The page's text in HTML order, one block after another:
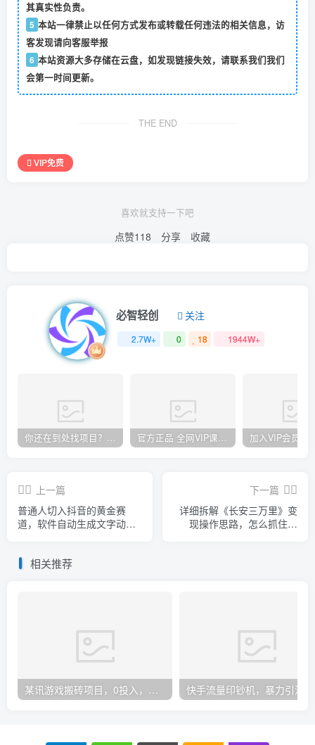
其真实性负责。
5 本站一律禁止以任何方式发布或转载任何违法的相关信息，访
客发现请向客服举报
6 本站资源大多存储在云盘，如发现链接失效，请联系我们我们
会第一时间更新。
THE END
VIP免费
喜欢就支持一下吧
点赞118 分享 收藏
必智轻创 关注
2.7W+ 0 18 1944W+
你还在到处找项目？还在当韭菜？我却靠卖项目一个月赚5万，曾经我也和你一样懵懂。 官方正品 全网VIP课程 无损下载~
上一篇
普通人切入抖音的黄金赛
道，软件自动生成文字动画
下一篇
详细拆解《长安三万里》变
现操作思路，怎么抓住热
相关推荐
某讯游戏搬砖项目，0投入，可以挂机，轻松上手,月入3000+上不封顶